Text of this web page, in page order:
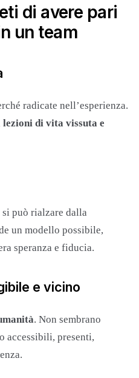
di avere pari
un team
radicate nell’esperienza.
lezioni di vita vissuta e
si può rialzare dalla
un modello possibile,
speranza e fiducia.
e vicino
. Non sembrano
accessibili, presenti,